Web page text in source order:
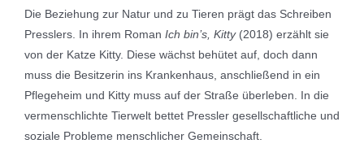
Die Beziehung zur Natur und zu Tieren prägt das Schreiben
Presslers. In ihrem Roman Ich bin’s, Kitty(2018) erzählt sie
von der Katze Kitty. Diese wächst behütet auf, doch dann
muss die Besitzerin ins Krankenhaus, anschließend in ein
Pflegeheim und Kitty muss auf der Straße überleben. In die
vermenschlichte Tierwelt bettet Pressler gesellschaftliche und
soziale Probleme menschlicher Gemeinschaft.